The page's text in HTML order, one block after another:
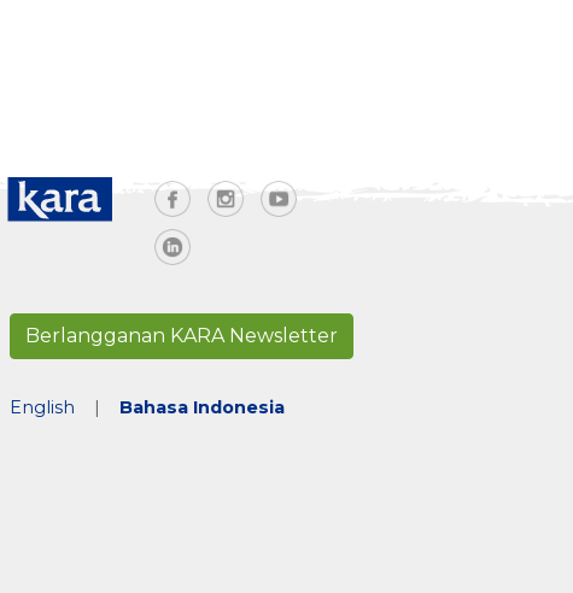
Berlangganan KARA Newsletter
English | Bahasa Indonesia